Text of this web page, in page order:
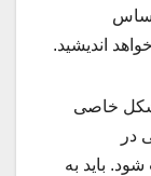
اساس
اندیشید.
خاصی
در
باید به